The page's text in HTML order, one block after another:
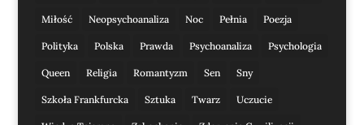
Miłość Neopsychoanaliza Noc Pełnia Poezja
Polityka Polska Prawda Psychoanaliza Psychologia
Queen Religia Romantyzm Sen Sny
Szkoła Frankfurcka Sztuka Twarz Uczucie